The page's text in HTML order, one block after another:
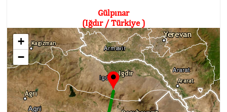
Gülpınar
(Iğdır / Türkiye )
+
−